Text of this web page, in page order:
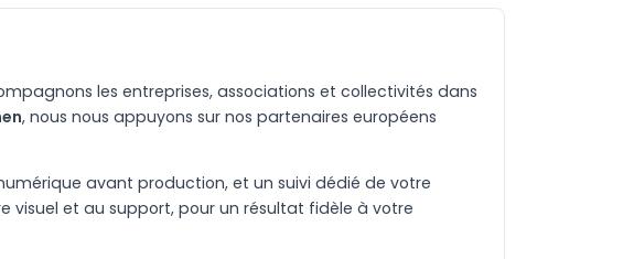
les entreprises, associations et collectivités dans
, nous nous appuyons sur nos partenaires européens
avant production, et un suivi dédié de votre
visuel et au support, pour un résultat fidèle à votre